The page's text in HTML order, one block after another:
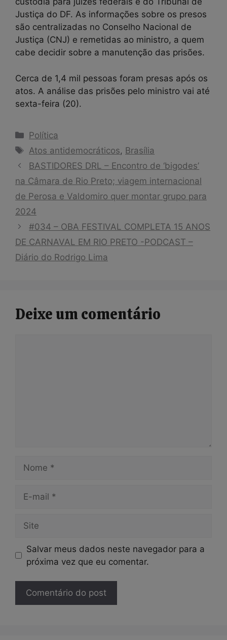
Justiça do DF. As informações sobre os presos
são centralizadas no Conselho Nacional de
Justiça (CNJ) e remetidas ao ministro, a quem
cabe decidir sobre a manutenção das prisões.
Cerca de 1,4 mil pessoas foram presas após os
atos. A análise das prisões pelo ministro vai até
sexta-feira (20).
Categorias
Política
Tags
Atos antidemocráticos, Brasília
BASTIDORES DRL – Encontro de ‘bigodes’
na Câmara de Rio Preto; viagem internacional
de Perosa e Valdomiro quer montar grupo para
2024
#034 – OBA FESTIVAL COMPLETA 15 ANOS
DE CARNAVAL EM RIO PRETO -PODCAST –
Diário do Rodrigo Lima
Deixe um comentário
mail
Salvar meus dados neste navegador para a
próxima vez que eu comentar.